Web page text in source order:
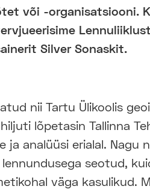
või -organisatsiooni.
Silver Sonaskit.
nii Tartu Ülikoolis
lõpetasin Tallinna
ja analüüsi erialal. Nagu
seotud,
väga kasulikud.